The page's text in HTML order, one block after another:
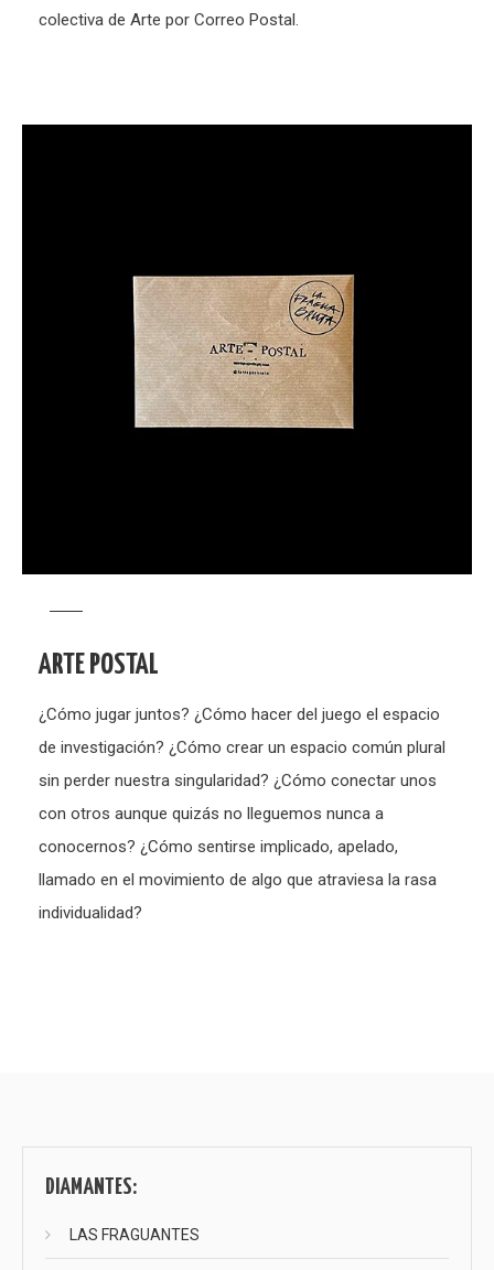
colectiva de Arte por Correo Postal.
ARTE POSTAL
¿Cómo jugar juntos? ¿Cómo hacer del juego el espacio
de investigación? ¿Cómo crear un espacio común plural
sin perder nuestra singularidad? ¿Cómo conectar unos
con otros aunque quizás no lleguemos nunca a
conocernos? ¿Cómo sentirse implicado, apelado,
llamado en el movimiento de algo que atraviesa la rasa
individualidad?
DIAMANTES:
LAS FRAGUANTES